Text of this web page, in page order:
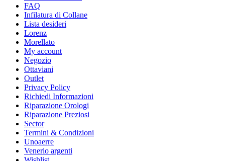
FAQ
Infilatura di Collane
Lista desideri
Lorenz
Morellato
My account
Negozio
Ottaviani
Outlet
Privacy Policy
Richiedi Informazioni
Riparazione Orologi
Riparazione Preziosi
Sector
Termini & Condizioni
Unoaerre
Venerio argenti